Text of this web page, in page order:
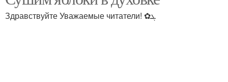
Здравствуйте Уважаемые читатели! ✿ܓ